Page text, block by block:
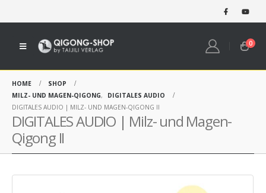
0
HOME
SHOP
MILZ- UND MAGEN-QIGONG,
DIGITALES AUDIO
DIGITALES AUDIO | MILZ- UND MAGEN-QIGONG II
DIGITALES AUDIO | Milz- und Magen-
Qigong II